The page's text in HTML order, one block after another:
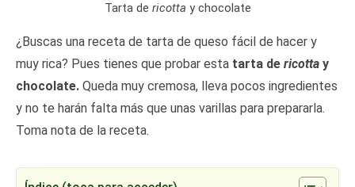
Tarta de ricotta y chocolate
¿Buscas una receta de tarta de queso fácil de hacer y
muy rica? Pues tienes que probar esta tarta de ricotta y
chocolate. Queda muy cremosa, lleva pocos ingredientes
y no te harán falta más que unas varillas para prepararla.
Toma nota de la receta.